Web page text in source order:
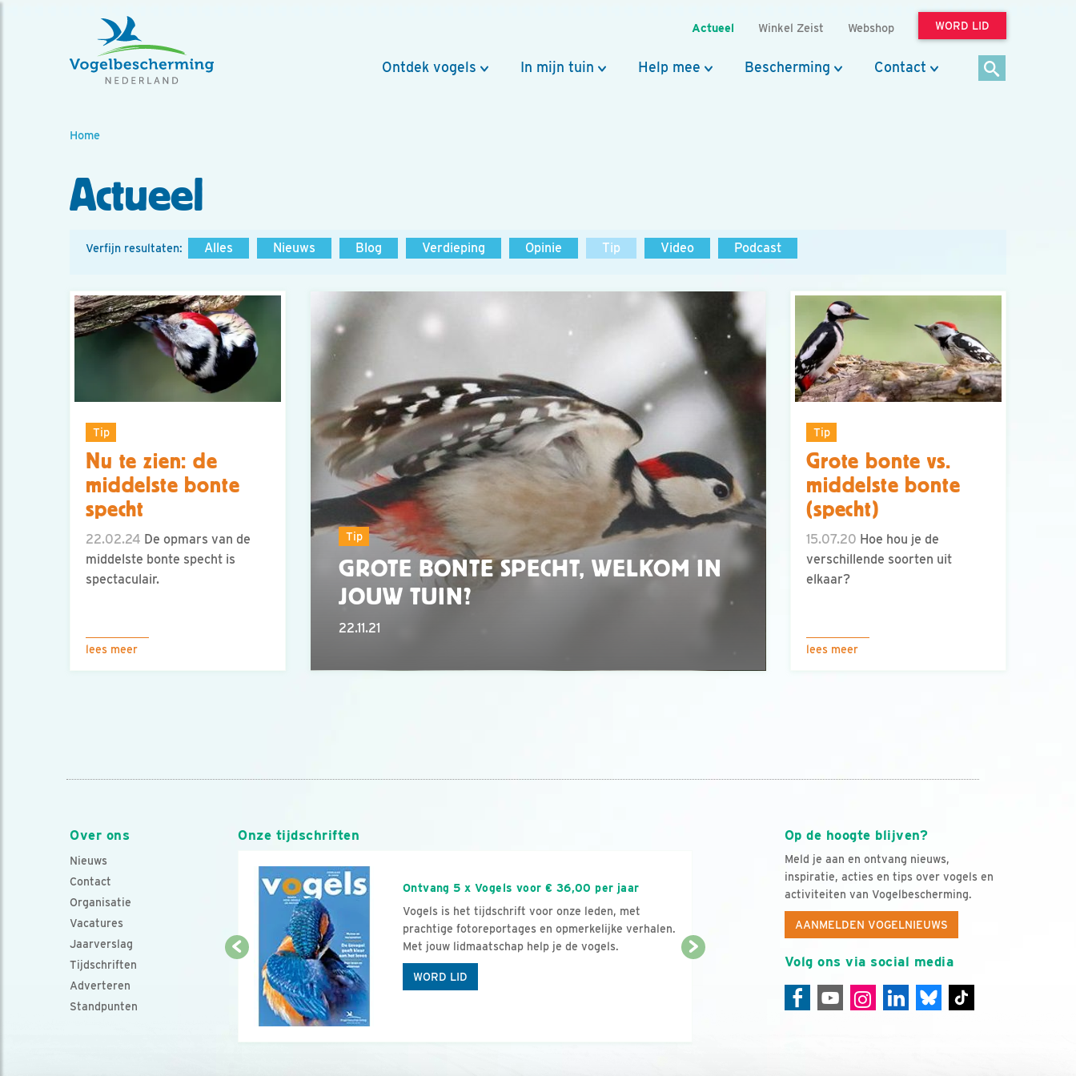
Actueel Winkel Zeist Webshop WORD LID
Ontdek vogels In mijn tuin Help mee Bescherming Contact
Home
Actueel
Verfijn resultaten: Alles Nieuws Blog Verdieping Opinie Tip Video Podcast
Tip
Nu te zien: de
middelste bonte
specht
22.02.24 De opmars van de
middelste bonte specht is
spectaculair.
lees meer
Tip
GROTE BONTE SPECHT, WELKOM IN
JOUW TUIN?
22.11.21
Tip
Grote bonte vs.
middelste bonte
(specht)
15.07.20 Hoe hou je de
verschillende soorten uit
elkaar?
lees meer
Over ons
Nieuws
Contact
Organisatie
Vacatures
Jaarverslag
Tijdschriften
Adverteren
Standpunten
Op de hoogte blijven?
Meld je aan en ontvang nieuws,
inspiratie, acties en tips over vogels en
activiteiten van Vogelbescherming.
AANMELDEN VOGELNIEUWS
Volg ons via social media
Onze tijdschriften
Ontvang 5 x Vogels voor € 36,00 per jaar
Vogels is het tijdschrift voor onze leden, met
prachtige fotoreportages en opmerkelijke verhalen.
Met jouw lidmaatschap help je de vogels.
WORD LID